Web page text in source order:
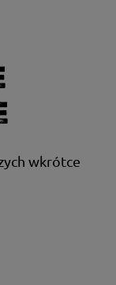
wkrótce